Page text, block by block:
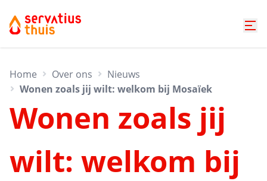
Home Over ons
Nieuws
Wonen zoals jij wilt: welkom bij Mosaïek
Wonen zoals jij
wilt: welkom bij